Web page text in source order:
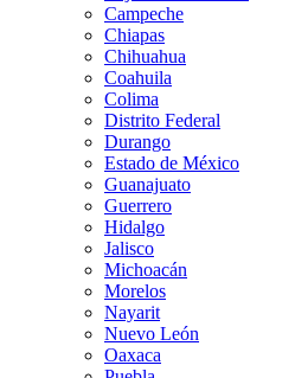
Campeche
Chiapas
Chihuahua
Coahuila
Colima
Distrito Federal
Durango
Estado de México
Guanajuato
Guerrero
Hidalgo
Jalisco
Michoacán
Morelos
Nayarit
Nuevo León
Oaxaca